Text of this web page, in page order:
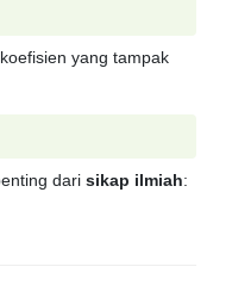
yang tampak
dari sikap ilmiah: